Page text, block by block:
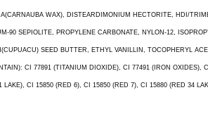
WAX), DISTEARDIMONIUM HECTORITE, HDI/
SEPIOLITE, PROPYLENE CARBONATE, NYLON-12,
SEED BUTTER, ETHYL VANILLIN, TOCOPHERYL
CI 77891 (TITANIUM DIOXIDE), CI 77491 (IRON OXIDES),
CI 15850 (RED 6), CI 15850 (RED 7), CI 15880 (RED 34